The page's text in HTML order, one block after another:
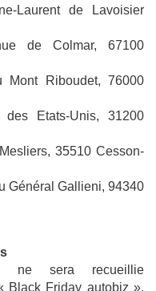
Laurent de Lavoisier
de Colmar, 67100
Mont Riboudet, 76000
Etats-Unis, 31200
35510 Cesson-
Général Gallieni, 94340
ne sera recueillie
Black Friday autobiz ».